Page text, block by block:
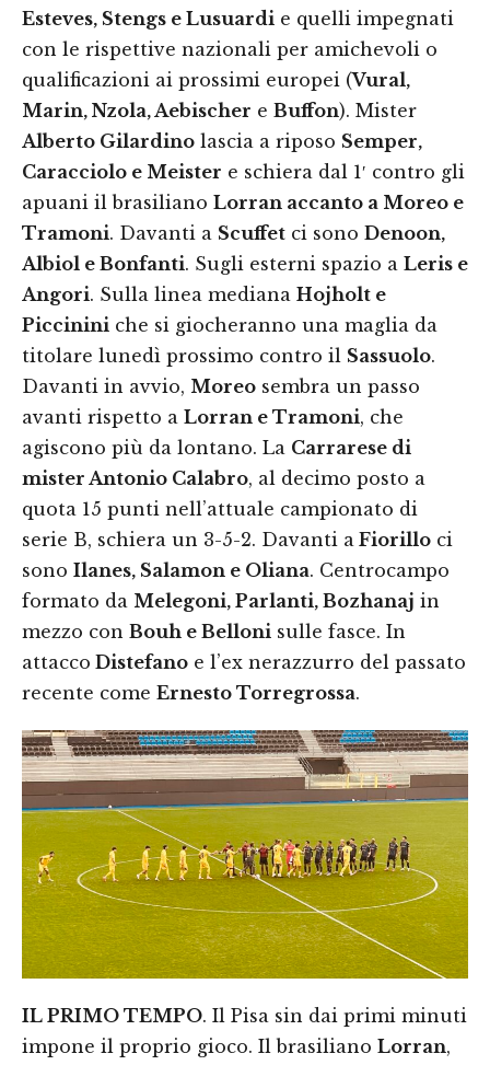
Esteves, Stengs e Lusuardi e quelli impegnati
con le rispettive nazionali per amichevoli o
qualificazioni ai prossimi europei (Vural,
Marin, Nzola, Aebischer e Buffon). Mister
Alberto Gilardino lascia a riposo Semper,
Caracciolo e Meister e schiera dal 1′ contro gli
apuani il brasiliano Lorran accanto a Moreo e
Tramoni. Davanti a Scuffet ci sono Denoon,
Albiol e Bonfanti. Sugli esterni spazio a Leris e
Angori. Sulla linea mediana Hojholt e
Piccinini che si giocheranno una maglia da
titolare lunedì prossimo contro il Sassuolo.
Davanti in avvio, Moreo sembra un passo
avanti rispetto a Lorran e Tramoni, che
agiscono più da lontano. La Carrarese di
mister Antonio Calabro, al decimo posto a
quota 15 punti nell’attuale campionato di
serie B, schiera un 3-5-2. Davanti a Fiorillo ci
sono Ilanes, Salamon e Oliana. Centrocampo
formato da Melegoni, Parlanti, Bozhanaj in
mezzo con Bouh e Belloni sulle fasce. In
attacco Distefano e l’ex nerazzurro del passato
recente come Ernesto Torregrossa.
IL PRIMO TEMPO. Il Pisa sin dai primi minuti
impone il proprio gioco. Il brasiliano Lorran,